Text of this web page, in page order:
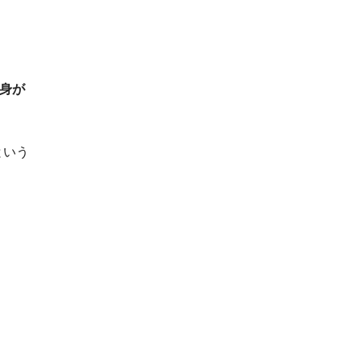
が
う